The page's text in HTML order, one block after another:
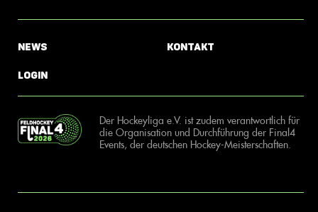
News
Login
Kontakt
Der Hockeyliga e.V. ist zudem verantwortlich für
die Organisation und Durchführung der Final4
Events, der deutschen Hockey-Meisterschaften.